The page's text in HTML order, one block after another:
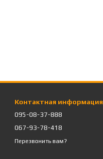
Контактная информация
095-08-37-888
067-93-78-418
Перезвонить вам?